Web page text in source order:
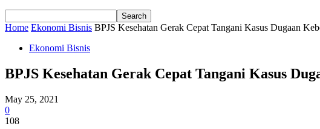
Home Ekonomi Bisnis BPJS Kesehatan Gerak Cepat Tangani Kasus Dugaan
Ekonomi Bisnis
BPJS Kesehatan Gerak Cepat Tangani Kasus
May 25, 2021
0
108